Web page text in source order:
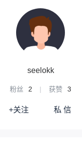
seelokk
粉丝 2 | 获赞 3
+关注 私 信